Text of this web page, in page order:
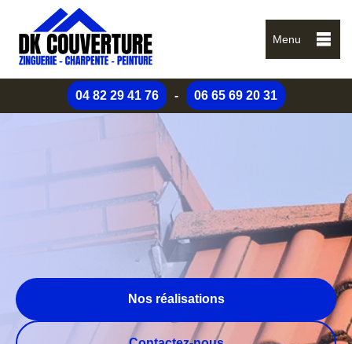
Menu
04 82 29 41 76 - 06 65 69 20 31
Nos réalisations